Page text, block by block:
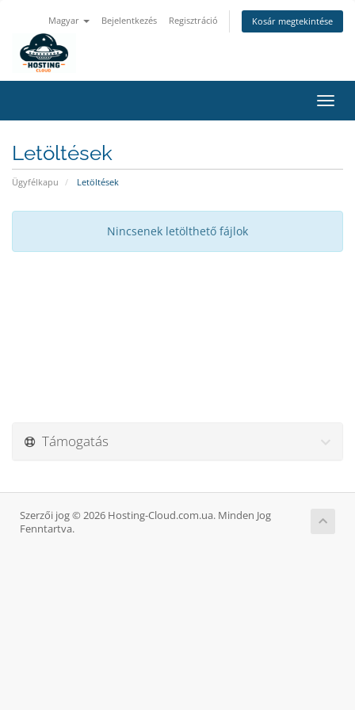
Magyar Bejelentkezés Regisztráció Kosár megtekintése
a
Letöltések
Ügyfélkapu Letöltések
Nincsenek letölthető fájlok
Támogatás
Szerzői jog © 2026 Hosting-Cloud.com.ua. Minden Jog
Fenntartva.